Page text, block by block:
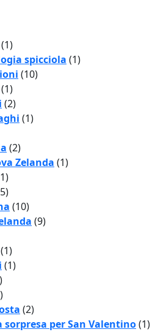
(1)
spicciola (1)
(10)
(1)
(2)
(1)
(2)
Zelanda (1)
(10)
(9)
(1)
(1)
(2)
sorpresa per San Valentino(1)